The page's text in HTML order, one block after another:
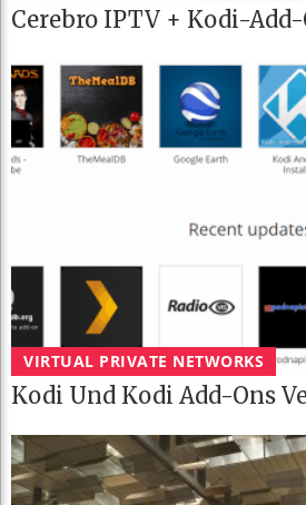
Cerebro IPTV + Kodi-
VIRTUAL PRIVATE NETWORKS
Kodi Und Kodi Add-Ons